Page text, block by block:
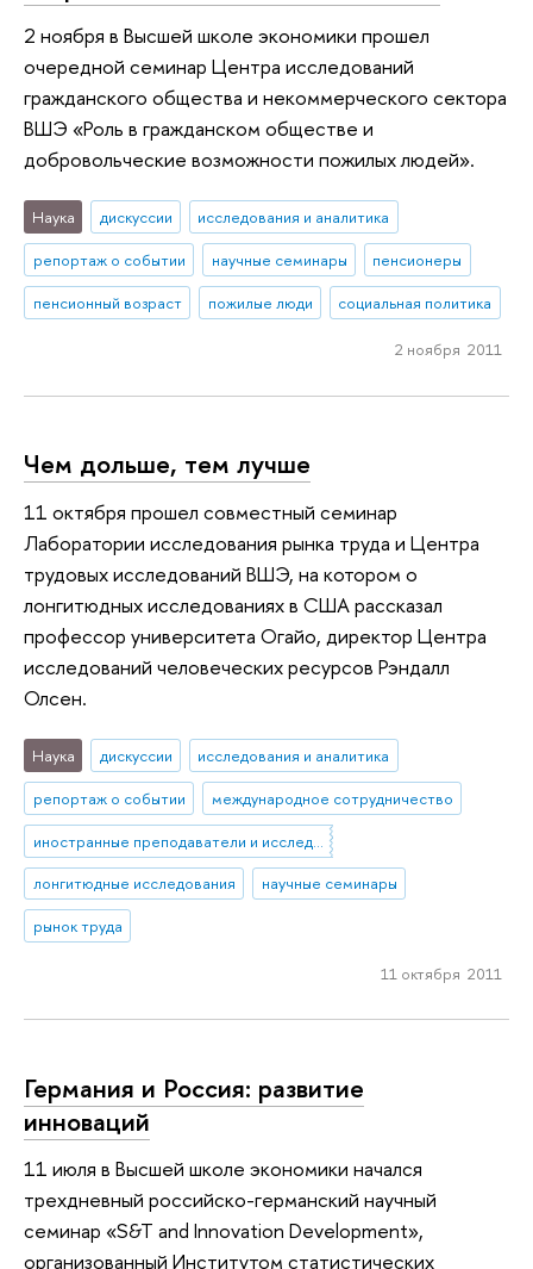
2 ноября в Высшей школе экономики прошел
очередной семинар Центра исследований
гражданского общества и некоммерческого сектора
ВШЭ «Роль в гражданском обществе и
добровольческие возможности пожилых людей».
Наука дискуссии
исследования и аналитика
репортаж о событии
научные семинары
пенсионеры
пенсионный возраст
пожилые люди социальная политика
2 ноября 2011
Чем дольше, тем лучше
11 октября прошел совместный семинар
Лаборатории исследования рынка труда и Центра
трудовых исследований ВШЭ, на котором о
лонгитюдных исследованиях в США рассказал
профессор университета Огайо, директор Центра
исследований человеческих ресурсов Рэндалл
Олсен.
Наука дискуссии
исследования и аналитика
репортаж о событии
международное сотрудничество
иностранные преподаватели и исследователи
лонгитюдные исследования
научные семинары
рынок труда
11 октября 2011
Германия и Россия: развитие
инноваций
11 июля в Высшей школе экономики начался
трехдневный российско-германский научный
семинар «S&T and Innovation Development»,
организованный Институтом статистических